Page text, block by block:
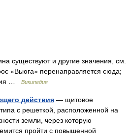
существуют и другие значения, см.
«Вьюга» перенаправляется сюда;
…
Википедия
действия — щитовое
с решеткой, расположенной на
земли, через которую
пройти с повышенной